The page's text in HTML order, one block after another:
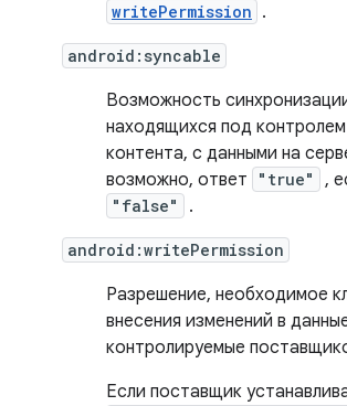
writePermission .
android:syncable
Возможность
находящихся под
контента, с данными на
возможно, ответ
"true" ,
"false" .
android:writePermission
Разрешение, необходимое
внесения изменений в
контролируемые
Если поставщик